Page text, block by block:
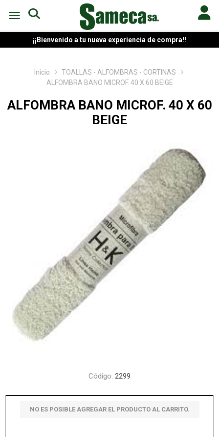
¡¡Bienvenido a tu nueva experiencia de compra!!
Inicio
TOALLAS - ALFOMBRAS - CORTINAS
ALFOMBRA BANO MICROF. 40 X 60 BEIGE
ALFOMBRA BANO MICROF. 40 X 60
BEIGE
Código: 2299
NO ES POSIBLE AGREGAR EL PRODUCTO AL CARRITO.